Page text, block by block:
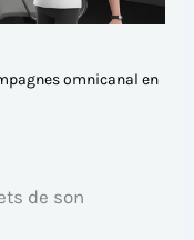
omnicanal en
de son